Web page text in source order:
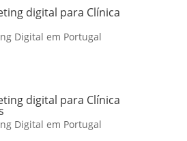
digital para Clínica
Digital em Portugal
digital para Clínica
Digital em Portugal